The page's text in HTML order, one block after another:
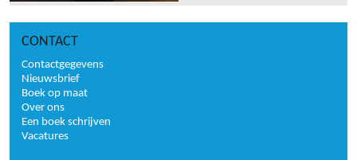
CONTACT
Contactgegevens
Nieuwsbrief
Boek op maat
Over ons
Een boek schrijven
Vacatures